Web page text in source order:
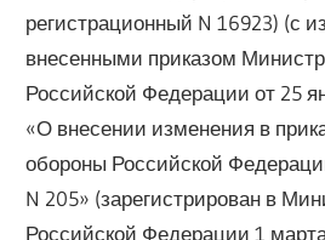
регистрационный N 16923) (с
внесенными приказом
Российской Федерации от 25
«О внесении изменения в
обороны Российской
N 205» (зарегистрирован в
Российской Федерации 1